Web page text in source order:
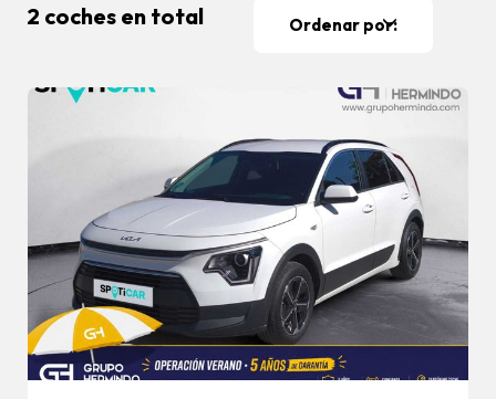
2 coches en total Ordenar por: